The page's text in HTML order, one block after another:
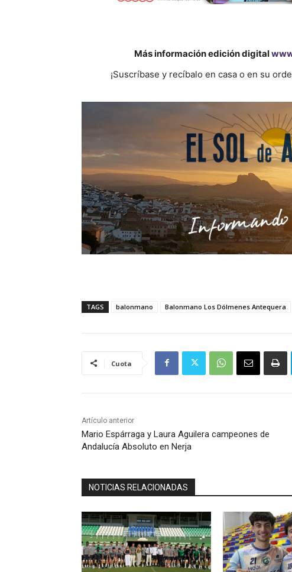
Más información edición digital
¡Suscríbase y recíbalo en casa o en su
TAGS balonmano Balonmano Los Dólmenes Antequera
Cuota
Artículo anterior
Mario Espárraga y Laura Aguilera campeones de
Andalucía Absoluto en Nerja
NOTICIAS RELACIONADAS